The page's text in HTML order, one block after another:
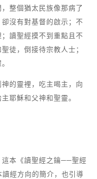
整個猶太民族像那病了
沒有對基督的啟示；不
讀聖經摸不到重點且不
徒，倒接待宗教人士；
的靈裡，吃主喝主，向
耶穌和父神和聖靈。
本《讀聖經之鑰──聖經
經方向的簡介，也引導